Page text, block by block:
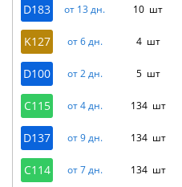
D183 от 13 дн. 10 шт
K127 от 6 дн. 4 шт
D100 от 2 дн. 5 шт
C115 от 4 дн. 134 шт
D137 от 9 дн. 134 шт
C114 от 7 дн. 134 шт